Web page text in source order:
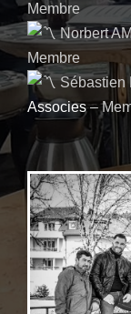
Membre
Norbert
Membre
Sébastien
Associes–